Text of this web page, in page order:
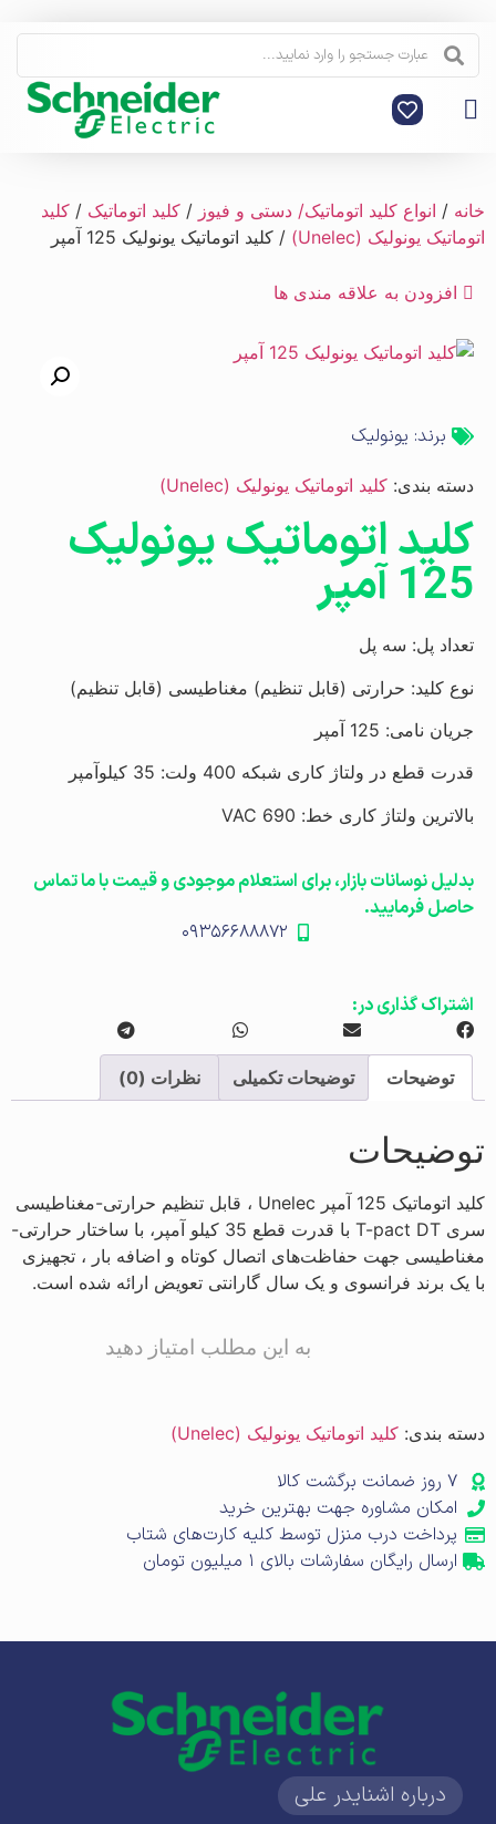
خانه / انواع کلید اتوماتیک/ دستی و فیوز / کلید اتوماتیک / کلید
اتوماتیک یونولیک (Unelec)
/ کلید اتوماتیک یونولیک 125 آمپر
افزودن به علاقه مندی ها
برند: یونولیک
دسته بندی: کلید اتوماتیک یونولیک (Unelec)
کلید اتوماتیک یونولیک
125 آمپر
تعداد پل: سه پل
نوع کلید: حرارتی (قابل تنظیم) مغناطیسی (قابل تنظیم)
جریان نامی: 125 آمپر
قدرت قطع در ولتاژ کاری شبکه 400 ولت:
35 کیلوآمپر
بالاترین ولتاژ کاری خط: 690 VAC
بدلیل نوسانات بازار، برای استعلام موجودی و قیمت با ما تماس
حاصل فرمایید.
۰۹۳۵۶۶۸۸۸۷۲
اشتراک گذاری در:
توضیحات توضیحات تکمیلی نظرات (0)
توضیحات
کلید اتوماتیک 125 آمپر Unelec ، قابل تنظیم حرارتی-مغناطیسی
سری T-pact DT با قدرت قطع 35 کیلو آمپر، با ساختار حرارتی-
مغناطیسی جهت حفاظت‌های اتصال کوتاه و اضافه بار ، تجهیزی
با یک برند فرانسوی و یک سال گارانتی تعویض ارائه شده است.
به این مطلب امتیاز دهید
دسته بندی: کلید اتوماتیک یونولیک (Unelec)
۷ روز ضمانت برگشت کالا
امکان مشاوره جهت بهترین خرید
پرداخت درب منزل توسط کلیه کارت‌های شتاب
ارسال رایگان سفارشات بالای ۱ میلیون تومان
درباره اشنایدر علی